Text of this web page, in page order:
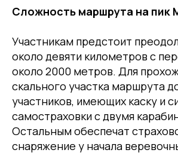
Сложность маршрута на пик
Участникам предстоит
около девяти километров с
около 2000 метров. Для
скального участка маршрута
участников, имеющих каску и
самостраховки с двумя
Остальным обеспечат
снаряжение у начала